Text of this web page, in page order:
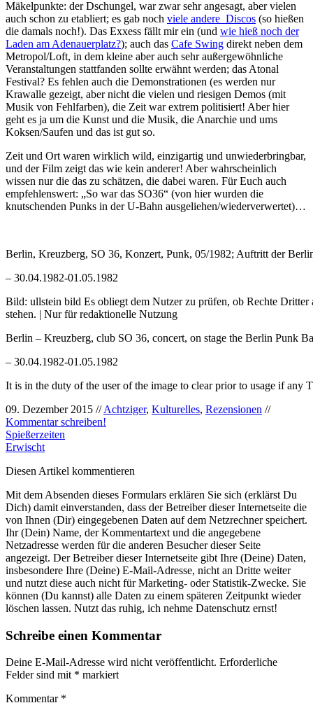
Mäkelpunkte: der Dschungel, war zwar sehr angesagt, aber vielen
auch schon zu etabliert; es gab noch viele andere Discos (so hießen
die damals noch!). Das Exxess fällt mir ein (und wie hieß noch der
Laden am Adenauerplatz?); auch das Cafe Swing direkt neben dem
Metropol/Loft, in dem kleine aber auch sehr außergewöhnliche
Veranstaltungen stattfanden sollte erwähnt werden; das Atonal
Festival? Es fehlen auch die Demonstrationen (es werden nur
Krawalle gezeigt, aber nicht die vielen und riesigen Demos (mit
Musik von Fehlfarben), die Zeit war extrem politisiert! Aber hier
geht es ja um die Kunst und die Musik, die Anarchie und ums
Koksen/Saufen und das ist gut so.
Zeit und Ort waren wirklich wild, einzigartig und unwiederbringbar,
und der Film zeigt das wie kein anderer! Aber wahrscheinlich
wissen nur die das zu schätzen, die dabei waren. Für Euch auch
empfehlenswert: „So war das SO36“ (von hier wurden die
knutschenden Punks in der U-Bahn ausgeliehen/wiederverwertet)…
Berlin, Kreuzberg, SO 36, Konzert, Punk, 05/1982; Auftritt der
– 30.04.1982-01.05.1982
Bild: ullstein bild Es obliegt dem Nutzer zu prüfen, ob Rechte
stehen. | Nur für redaktionelle Nutzung
Berlin – Kreuzberg, club SO 36, concert, on stage the Berlin Punk
– 30.04.1982-01.05.1982
It is in the duty of the user of the image to clear prior to usage if any
09. Dezember 2015 //Achtziger, Kulturelles, Rezensionen //
Kommentar schreiben!
Spießerzeiten
Erwischt
Diesen Artikel kommentieren
Mit dem Absenden dieses Formulars erklären Sie sich (erklärst Du
Dich) damit einverstanden, dass der Betreiber dieser Internetseite die
von Ihnen (Dir) eingegebenen Daten auf dem Netzrechner speichert.
Ihr (Dein) Name, der Kommentartext und die angegebene
Netzadresse werden für die anderen Besucher dieser Seite
angezeigt. Der Betreiber dieser Internetseite gibt Ihre (Deine) Daten,
insbesondere Ihre (Deine) E-Mail-Adresse, nicht an Dritte weiter
und nutzt diese auch nicht für Marketing- oder Statistik-Zwecke. Sie
können (Du kannst) alle Daten zu einem späteren Zeitpunkt wieder
löschen lassen. Nutzt das ruhig, ich nehme Datenschutz ernst!
Schreibe einen Kommentar
Deine E-Mail-Adresse wird nicht veröffentlicht. Erforderliche
Felder sind mit * markiert
Kommentar *